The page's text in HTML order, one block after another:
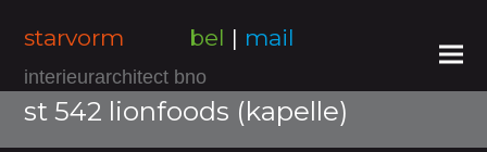
starvorm bel | mail
interieurarchitect bno
st 542 lionfoods (kapelle)